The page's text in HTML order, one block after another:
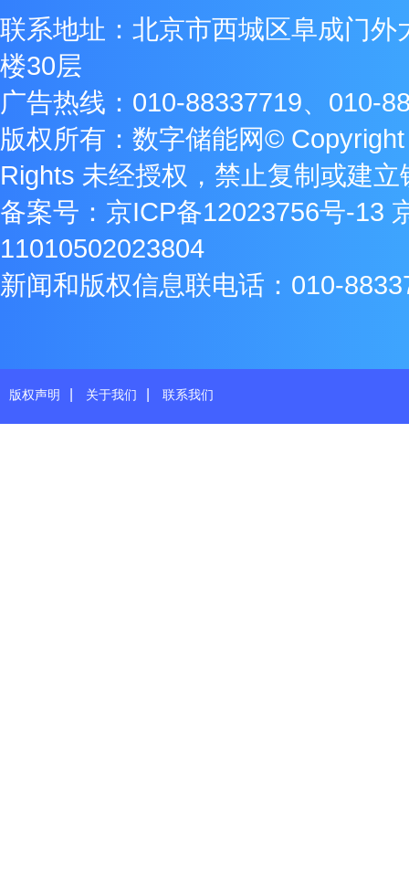
联系地址：北京市西城区阜成门外
楼30层
广告热线：010-88337719、010-
版权所有：数字储能网©
Rights 未经授权，禁止复制或建立
备案号： 京ICP备12023756号-13
11010502023804
新闻和版权信息联电话：010-
版权声明 关于我们 联系我们